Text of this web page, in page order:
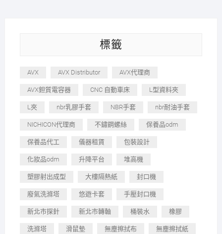
標籤
AVX AVX Distributor AVX代理商
AVX鉭質電容器 CNC 自動車床 L型資料夾
L夾 nbr乳膠手套 NBR手套 nbr耐油手套
NICHICON代理商 不鏽鋼螺絲 保養品odm
保養品代工 儀器租賃 包裝設計
化妝品odm 升降平台 堆高機
塑膠射出成型 大樓隔熱紙 封口機
廢氣洗滌塔 悠遊卡套 手壓封口機
新北市探針 新北市轉軸 桶裝水 橡膠
洗滌塔 滑鼠墊 無塵擦拭布 無塵擦拭紙